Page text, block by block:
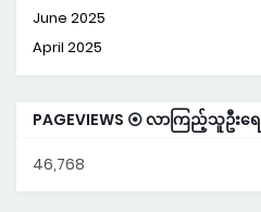
June 2025
April 2025
PAGEVIEWS ⦿ လာကြည့်သူဦးရေ
46,768